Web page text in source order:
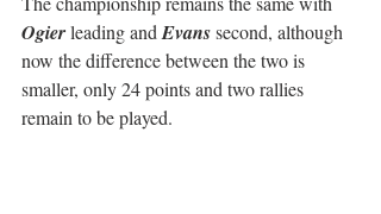
Ogier leading and Evans second, although
now the difference between the two is
smaller, only 24 points and two rallies
remain to be played.